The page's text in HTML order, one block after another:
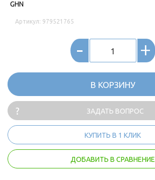
GHN
Артикул: 979521765
- +
В КОРЗИНУ
ЗАДАТЬ ВОПРОС
КУПИТЬ В 1 КЛИК
ДОБАВИТЬ В СРАВНЕНИЕ